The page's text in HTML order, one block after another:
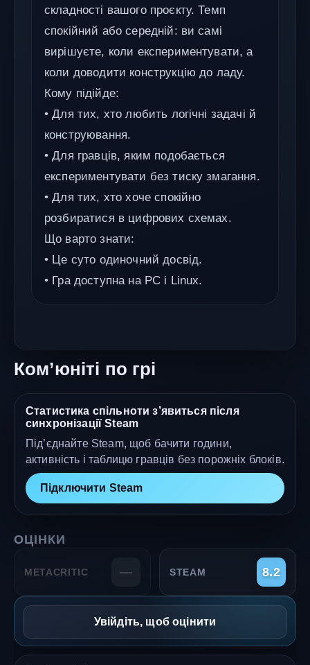
складності вашого проєкту. Темп
спокійний або середній: ви самі
вирішуєте, коли експериментувати, а
коли доводити конструкцію до ладу.
Кому підійде:
• Для тих, хто любить логічні задачі й
конструювання.
• Для гравців, яким подобається
експериментувати без тиску змагання.
• Для тих, хто хоче спокійно
розбиратися в цифрових схемах.
Що варто знати:
• Це суто одиночний досвід.
• Гра доступна на PC і Linux.
Ком’юніті по грі
Статистика спільноти з’явиться після
синхронізації Steam
Під’єднайте Steam, щоб бачити години,
активність і таблицю гравців без порожніх блоків.
Підключити Steam
ОЦІНКИ
METACRITIC — STEAM 8.2
Увійдіть, щоб оцінити